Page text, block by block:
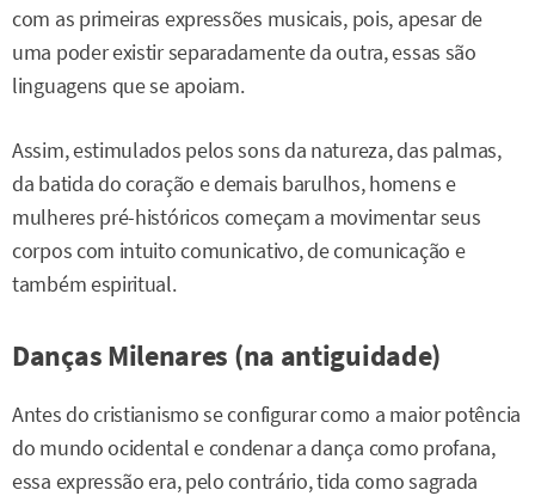
com as primeiras expressões musicais, pois, apesar de
uma poder existir separadamente da outra, essas são
linguagens que se apoiam.
Assim, estimulados pelos sons da natureza, das palmas,
da batida do coração e demais barulhos, homens e
mulheres pré-históricos começam a movimentar seus
corpos com intuito comunicativo, de comunicação e
também espiritual.
Danças Milenares (na antiguidade)
Antes do cristianismo se configurar como a maior potência
do mundo ocidental e condenar a dança como profana,
essa expressão era, pelo contrário, tida como sagrada